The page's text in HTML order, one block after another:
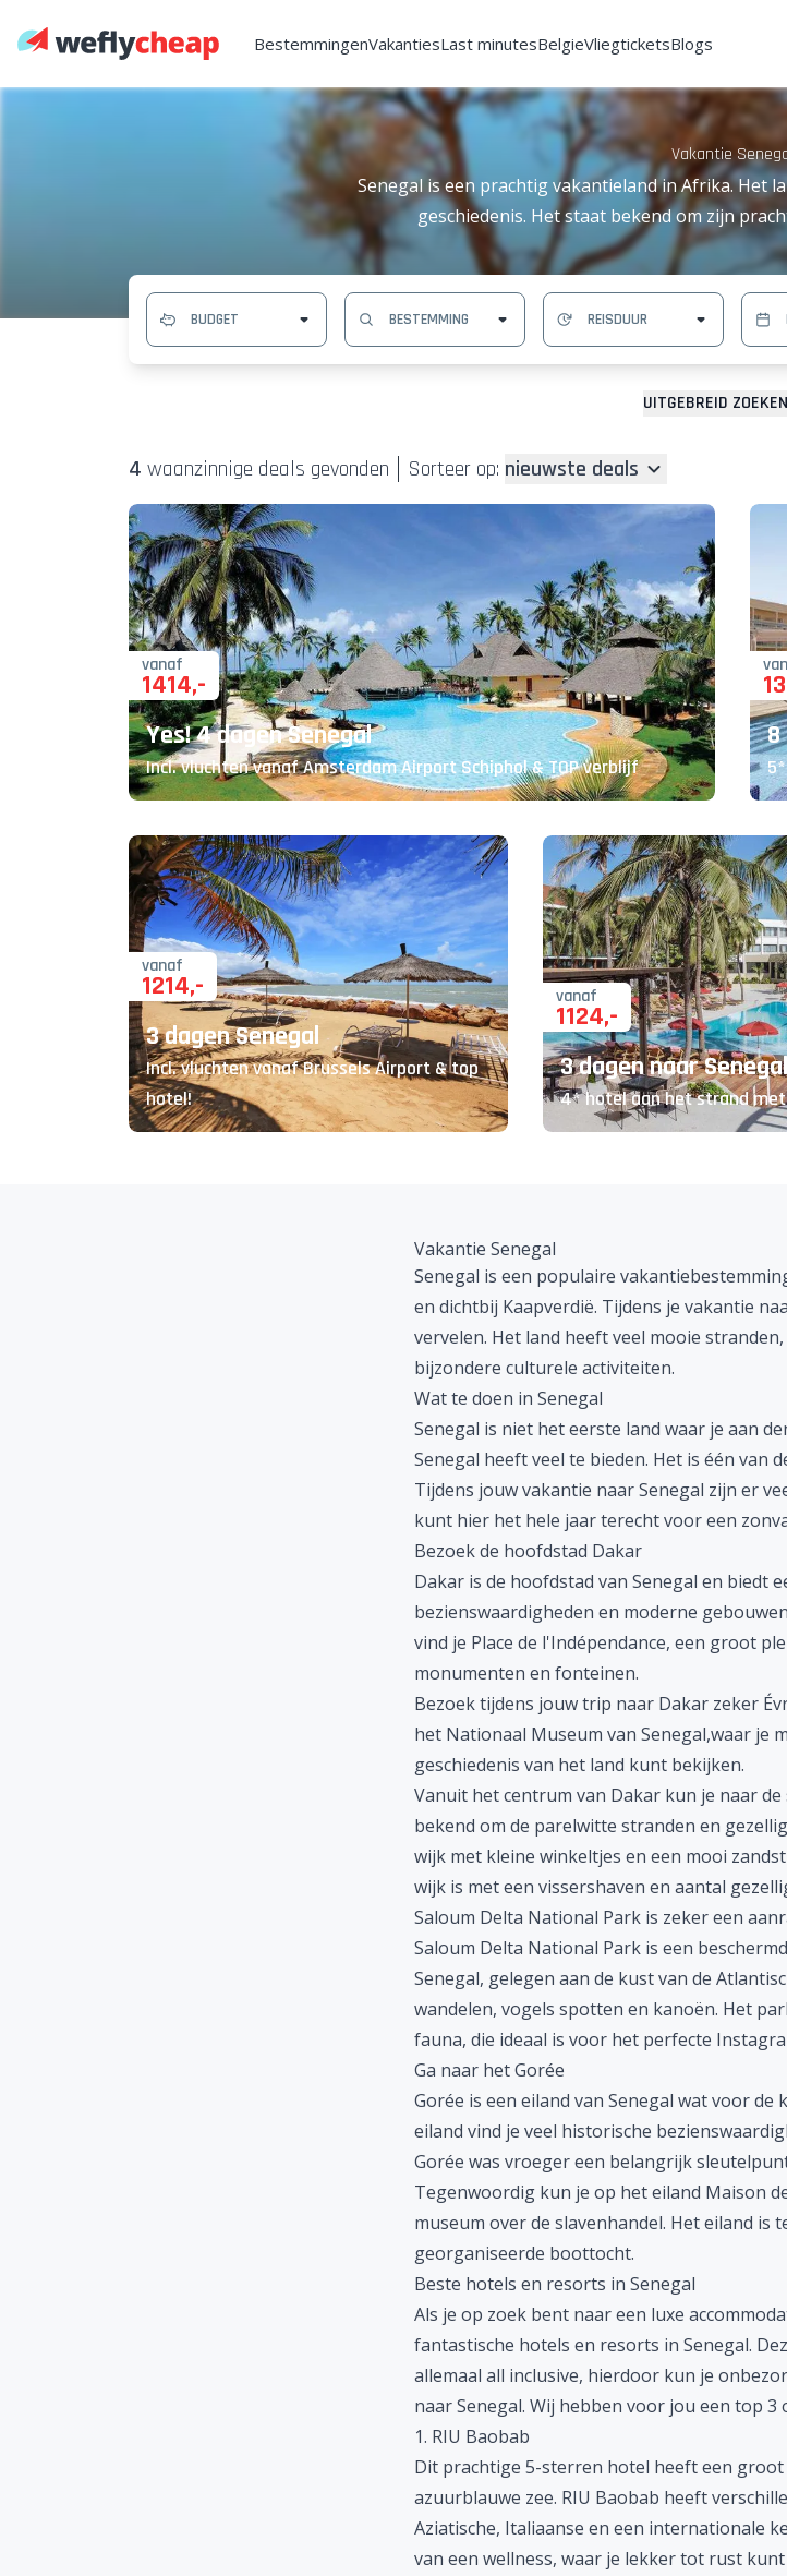
BestemmingenVakantiesLast minutesBelgieVliegticketsBlogs
Vakantie
Senegal is een prachtig vakantieland in Afrika. Het
geschiedenis. Het staat bekend om zijn
UITGEBREID ZOEKEN
4 waanzinnige deals gevonden Sorteer op: nieuwste deals
vanaf
1414,-
Yes! 4 dagen Senegal
Incl. vluchten vanaf Amsterdam Airport Schiphol & TOP verblijf
8
vanaf
1214,-
3 dagen Senegal
Incl. vluchten vanaf Brussels Airport & top
hotel!
vanaf
1124,-
3 dagen naar Senegal
4* hotel aan het strand
Vakantie Senegal
Senegal is een populaire
en dichtbij Kaapverdië. Tijdens je vakantie
vervelen. Het land heeft veel mooie
bijzondere culturele activiteiten.
Wat te doen in Senegal
Senegal is niet het eerste land waar je aan
Senegal heeft veel te bieden. Het is één van
Tijdens jouw vakantie naar Senegal zijn er
kunt hier het hele jaar terecht voor een
Bezoek de hoofdstad Dakar
Dakar is de hoofdstad van Senegal en biedt
bezienswaardigheden en moderne
vind je Place de l'Indépendance, een groot
monumenten en fonteinen.
Bezoek tijdens jouw trip naar Dakar zeker
het Nationaal Museum van Senegal,waar je
geschiedenis van het land kunt bekijken.
Vanuit het centrum van Dakar kun je naar
bekend om de parelwitte stranden en
wijk met kleine winkeltjes en een mooi
wijk is met een vissershaven en aantal
Saloum Delta National Park is zeker een
Saloum Delta National Park is een
Senegal, gelegen aan de kust van de
wandelen, vogels spotten en kanoën. Het
fauna, die ideaal is voor het perfecte
Ga naar het Gorée
Gorée is een eiland van Senegal wat voor de
eiland vind je veel historische
Gorée was vroeger een belangrijk
Tegenwoordig kun je op het eiland Maison
museum over de slavenhandel. Het eiland is
georganiseerde boottocht.
Beste hotels en resorts in Senegal
Als je op zoek bent naar een luxe
fantastische hotels en resorts in Senegal.
allemaal all inclusive, hierdoor kun je
naar Senegal. Wij hebben voor jou een top 3
1. RIU Baobab
Dit prachtige 5-sterren hotel heeft een groot
azuurblauwe zee. RIU Baobab heeft
Aziatische, Italiaanse en een internationale
van een wellness, waar je lekker tot rust